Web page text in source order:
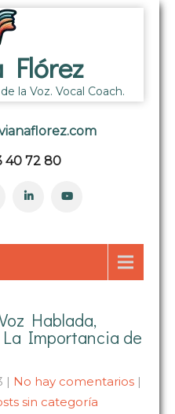
Flórez
la Voz. Vocal Coach.
40 72 80
Hablada,
La Importancia de
| No hay comentarios |
sin categoría